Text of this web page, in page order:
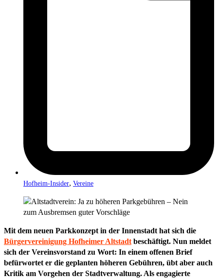
Hofheim-Insider, Vereine
Mit dem neuen Parkkonzept in der Innenstadt hat sich die
Bürgervereinigung Hofheimer Altstadt beschäftigt. Nun meldet
sich der Vereinsvorstand zu Wort: In einem offenen Brief
befürwortet er die geplanten höheren Gebühren, übt aber auch
Kritik am Vorgehen der Stadtverwaltung. Als engagierte